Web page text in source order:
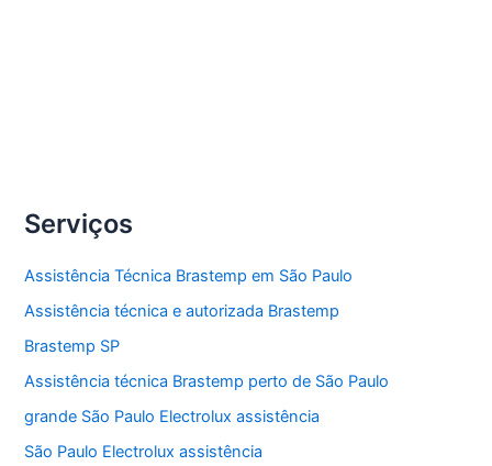
Serviços
Assistência Técnica Brastemp em São Paulo
Assistência técnica e autorizada Brastemp
Brastemp SP
Assistência técnica Brastemp perto de São Paulo
grande São Paulo Electrolux assistência
São Paulo Electrolux assistência